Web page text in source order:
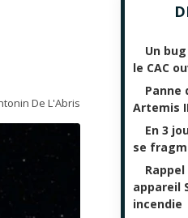
De L'Abris
Un
le CAC
Panne
Artemis
En 3
se
appareil
incendie